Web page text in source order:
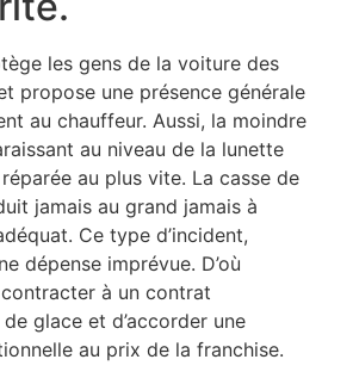
les gens de la voiture des
propose une présence générale
au chauffeur. Aussi, la moindre
au niveau de la lunette
au plus vite. La casse de
jamais au grand jamais à
Ce type d’incident,
dépense imprévue. D’où
à un contrat
de glace et d’accorder une
au prix de la franchise.